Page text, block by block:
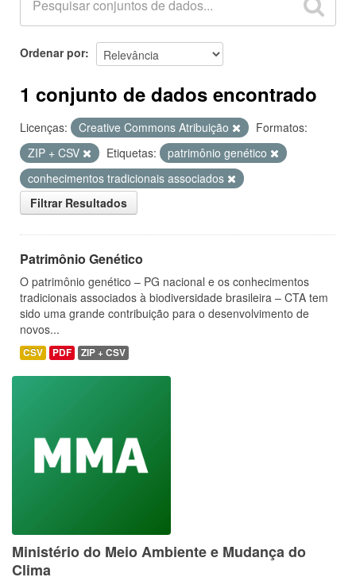
Ordenar por
1 conjunto de dados encontrado
Licenças: Creative Commons Atribuição
Formatos:
ZIP + CSV
Etiquetas:
patrimônio genético
conhecimentos tradicionais associados
Filtrar Resultados
Patrimônio Genético
O patrimônio genético – PG nacional e os conhecimentos
tradicionais associados à biodiversidade brasileira – CTA tem
sido uma grande contribuição para o desenvolvimento de
novos...
CSV PDF ZIP + CSV
Ministério do Meio Ambiente e Mudança do
Clima